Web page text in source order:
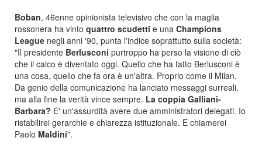
Boban, 46enne opinionista televisivo che con la maglia
rossonera ha vinto quattro scudetti e una Champions
League negli anni '90, punta l'indice soprattutto sulla società:
"Il presidente Berlusconi purtroppo ha perso la visione di ciò
che il calco è diventato oggi. Quello che ha fatto Berlusconi è
una cosa, quello che fa ora è un'altra. Proprio come il Milan.
Da genio della comunicazione ha lanciato messaggi surreali,
ma alla fine la verità vince sempre. La coppia Galliani-
Barbara? E' un'assurdità avere due amministratori delegati. Io
ristabilirei gerarchie e chiarezza istituzionale. E chiamerei
Paolo Maldini".